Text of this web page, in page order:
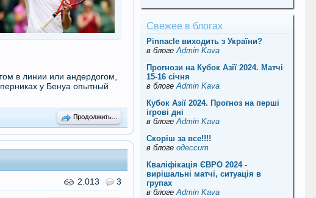
в линии или андердогом,
у Бенуа опытный
Продолжить...
3
2.013
Свежее в блогах
Pinnacle виходить з України?
в блогеAdmin Kava
Прогнози на Кубок Азії 2024. Матчі
15-16 січня
в блогеAdmin Kava
Кубок Азії 2024. Прогноз на перші
ігрові дні
в блогеAdmin Kava
Скорiш за все!!!!
в блоге одессит
Кваліфікація ЄВРО 2024 -
вирішальні матчі, ситуація в
групах
в блогеAdmin Kava